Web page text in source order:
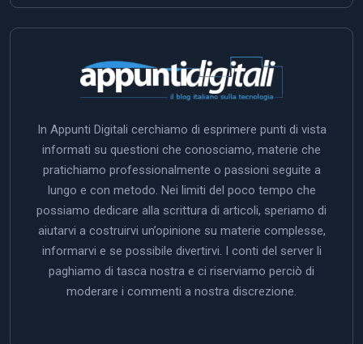
In Appunti Digitali cerchiamo di esprimere punti di vista
informati su questioni che conosciamo, materie che
pratichiamo professionalmente o passioni seguite a
lungo e con metodo. Nei limiti del poco tempo che
possiamo dedicare alla scrittura di articoli, speriamo di
aiutarvi a costruirvi un’opinione su materie complesse,
informarvi e se possibile divertirvi. I conti del server li
paghiamo di tasca nostra e ci riserviamo perciò di
moderare i commenti a nostra discrezione.